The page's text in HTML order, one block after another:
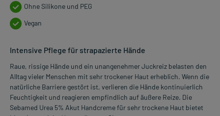
Ohne Silikone und PEG
Vegan
Intensive Pflege für strapazierte Hände
Raue, rissige Hände und ein unangenehmer Juckreiz belasten den
Alltag vieler Menschen mit sehr trockener Haut erheblich. Wenn die
natürliche Barriere gestört ist, verlieren die Hände kontinuierlich
Feuchtigkeit und reagieren empfindlich auf äußere Reize. Die
Sebamed Urea 5% Akut Handcreme für sehr trockene Haut bietet